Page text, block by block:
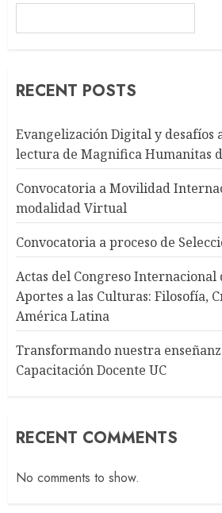
RECENT POSTS
Evangelización Digital y desafíos
lectura de Magnifica Humanitas
Convocatoria a Movilidad
modalidad Virtual
Convocatoria a proceso de
Actas del Congreso Internacional
Aportes a las Culturas: Filosofía,
América Latina
Transformando nuestra
Capacitación Docente UC
RECENT COMMENTS
No comments to show.